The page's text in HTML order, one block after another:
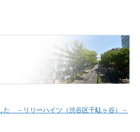
た －リリーハイツ（渋谷区千駄ヶ谷）－